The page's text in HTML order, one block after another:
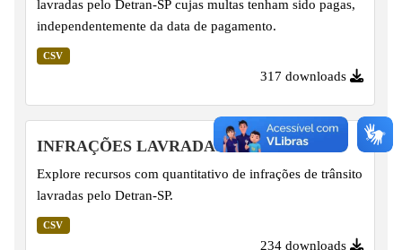
lavradas pelo Detran-SP cujas multas tenham sido pagas,
independentemente da data de pagamento.
CSV
317 downloads
INFRAÇÕES LAVRADAS
Explore recursos com quantitativo de infrações de trânsito
lavradas pelo Detran-SP.
CSV
234 downloads